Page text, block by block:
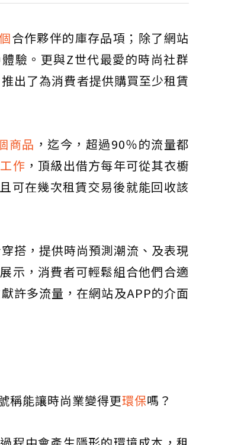
合作夥伴的庫存品項；除了網站
驗。更與Z世代最愛的時尚社群
出了為消費者提供購買至少租賃
商品 ，迄今，超過90％的流量都
作 ，頂級出借方每年可從其衣櫥
可在幾次租賃交易後就能回收該
搭，提供時尚預測潮流、及表現
示，消費者可輕鬆組合他們合適
許多流量，在網站及APP的介面
稱能讓時尚業變得更環保嗎？